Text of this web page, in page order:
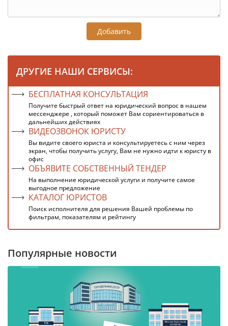
Добавить
ДРУГИЕ НАШИ СЕРВИСЫ:
БЕСПЛАТНАЯ КОНСУЛЬТАЦИЯ
Получите быстрый ответ на юридический вопрос в нашем
мессенджере , который поможет Вам сориентироваться в
дальнейших действиях
ВИДЕОЗВОНОК ЮРИСТУ
Вы видите своего юриста и консультируетесь с ним через
экран, чтобы получить услугу, Вам не нужно идти к юристу в
офис
ОБЪЯВИТЕ СОБСТВЕННЫЙ ТЕНДЕР
На выполнение юридической услуги и получите самое
выгодное предложение
КАТАЛОГ ЮРИСТОВ
Поиск исполнителя для решения Вашей проблемы по
фильтрам, показателям и рейтингу
Популярные новости